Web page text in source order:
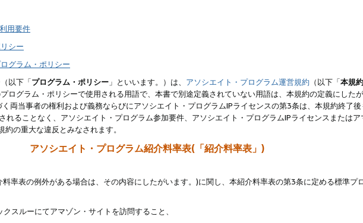
用要件
シー
グラム・ポリシー
以下「プログラム・ポリシー 」といいます。）は、 アソシエイト・プログラム運営規約 （以下「本規約
ログラム・ポリシーで使用される用語で、本書で別途定義されていない用語は、本規約の定義にした
両当事者の権利および義務ならびにアソシエイト・プログラムIPライセンスの第3条は、本規約終了
れることなく、アソシエイト・プログラム参加要件、アソシエイト・プログラムIPライセンスまたは
の重大な違反とみなされます。
アソシエイト・プログラム紹介料率表(「紹介料率表」)
料率表の例外がある場合は、その内容にしたがいます。)に関し、本紹介料率表の第3条に定める標準プ
スルーにてアマゾン・サイトを訪問すること、